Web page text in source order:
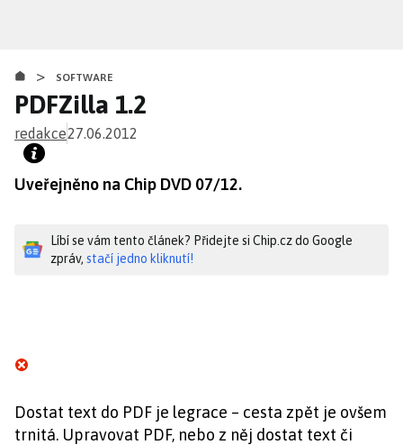
obsahu
> SOFTWARE
PDFZilla 1.2
redakce27.06.2012
Uveřejněno na Chip DVD 07/12.
Líbí se vám tento článek? Přidejte si Chip.cz do Google
zpráv, stačí jedno kliknutí!
Dostat text do PDF je legrace – cesta zpět je ovšem
trnitá. Upravovat PDF, nebo z něj dostat text či